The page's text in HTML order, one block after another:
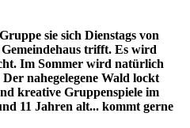
sie sich Dienstags von
trifft. Es wird
Im Sommer wird natürlich
nahegelegene Wald lockt
kreative Gruppenspiele im
11 Jahren alt... kommt gerne